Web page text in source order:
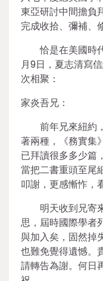
東亞研討中間擔負
完成收拾、彌補、
恰是在美國時
月9日，夏志清寫
次相聚：
家炎吾兄：
前年兄來紐約
著兩種，《務實集
已拜讀很多多少篇
當把二書重頭至尾
叩謝，更感慚怍，
明天收到兄寄
思，屆時國際學者
與加入矣，固然掉
也難免覺得遺憾。
請轉告為謝。何日